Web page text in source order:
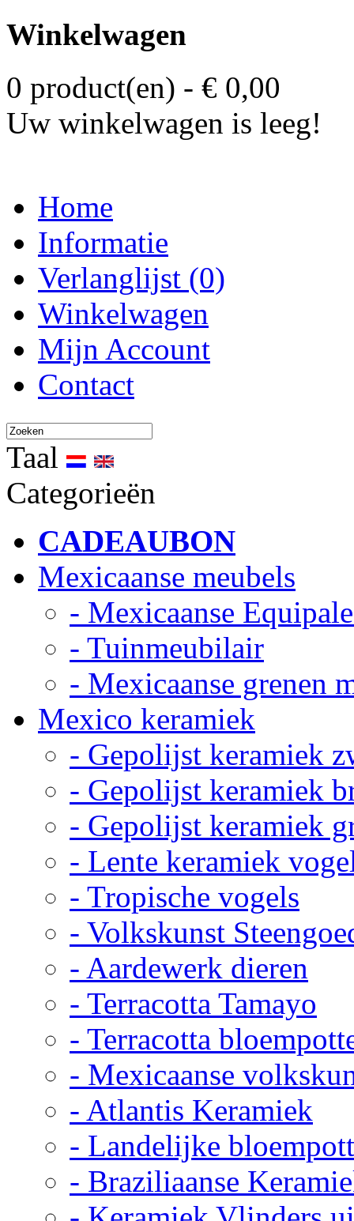
Winkelwagen
0 product(en) - € 0,00
Uw winkelwagen is leeg!
Home
Informatie
Verlanglijst (0)
Winkelwagen
Mijn Account
Contact
Taal
Categorieën
CADEAUBON
Mexicaanse meubels
- Mexicaanse
- Tuinmeubilair
- Mexicaanse grenen
Mexico keramiek
- Gepolijst keramiek
- Gepolijst keramiek
- Gepolijst keramiek
- Lente keramiek
- Tropische vogels
- Volkskunst
- Aardewerk dieren
- Terracotta Tamayo
- Terracotta
- Mexicaanse
- Atlantis Keramiek
- Landelijke
- Braziliaanse